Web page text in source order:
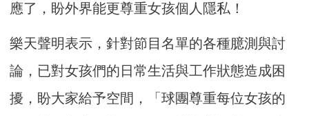
應了，盼外界能更尊重女孩個人隱私！
樂天聲明表示，針對節目名單的各種臆測與討
論，已對女孩們的日常生活與工作狀態造成困
擾，盼大家給予空間，「球團尊重每位女孩的